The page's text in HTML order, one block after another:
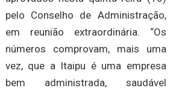
pelo Conselho de Administração,
em reunião extraordinária. “Os
números comprovam, mais uma
vez, que a Itaipu é uma empresa
bem administrada, saudável